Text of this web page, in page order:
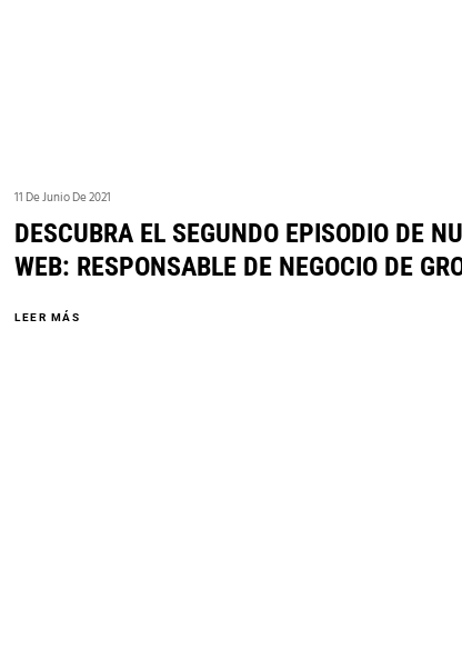
11 De Junio De 2021
DESCUBRA EL SEGUNDO EPISODIO DE
WEB: RESPONSABLE DE NEGOCIO DE
LEER MÁS